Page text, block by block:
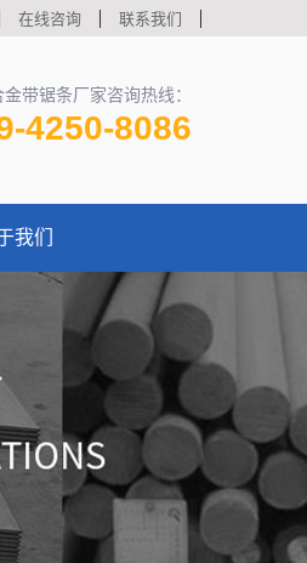
在线咨询 联系我们
带锯条厂家咨询热线：
4250-8086
我们